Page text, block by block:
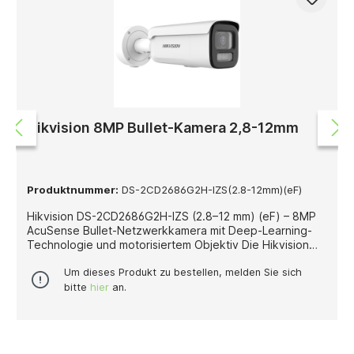
Zusätzlich bietet der Rekorder Remote Monitoring für
den komfortablen Zugriff auf Livebilder und
Aufzeichnungen über das Netzwerk.
Hikvision 8MP Bullet-Kamera 2,8-12mm
Produktnummer: DS-2CD2686G2H-IZS(2.8-12mm)(eF)
Hikvision DS-2CD2686G2H-IZS (2.8–12 mm) (eF) – 8MP
AcuSense Bullet-Netzwerkkamera mit Deep-Learning-
Technologie und motorisiertem Objektiv Die Hikvision
hochmoderne 8-Megapixel-Bullet-Netzwerkkamera aus
der AcuSense-Serie, die durch intelligente KI-Analyse,
Um dieses Produkt zu bestellen, melden Sie sich
bitte hier an.